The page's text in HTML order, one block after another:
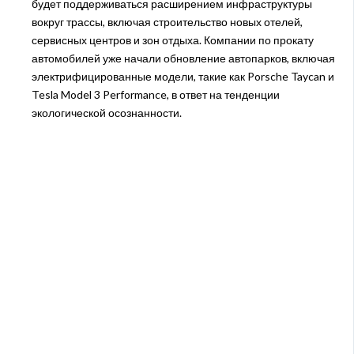
будет поддерживаться расширением инфраструктуры
вокруг трассы, включая строительство новых отелей,
сервисных центров и зон отдыха. Компании по прокату
автомобилей уже начали обновление автопарков, включая
электрифицированные модели, такие как Porsche Taycan и
Tesla Model 3 Performance, в ответ на тенденции
экологической осознанности.